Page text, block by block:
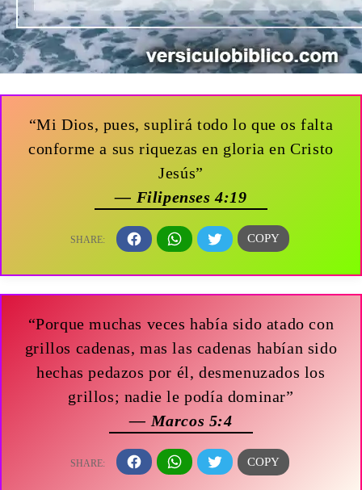
“Mi Dios, pues, suplirá todo lo que os falta
conforme a sus riquezas en gloria en Cristo
Jesús”
— Filipenses 4:19
“Porque muchas veces había sido atado con
grillos cadenas, mas las cadenas habían sido
hechas pedazos por él, desmenuzados los
grillos; nadie le podía dominar”
— Marcos 5:4